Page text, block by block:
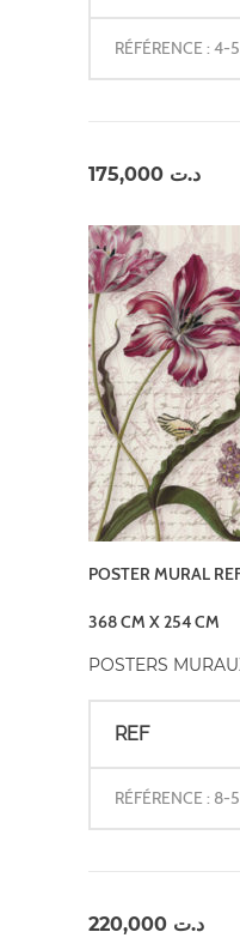
RÉFÉRENCE : 4-
د.ت
POSTER MURAL
368 CM X 254 CM
POSTERS
REF
RÉFÉRENCE : 8-
د.ت